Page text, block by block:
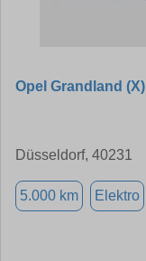
Opel Grandland (X)
Düsseldorf, 40231
5.000 km Elektro